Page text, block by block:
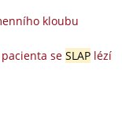
kloubu
se SLAPlézí